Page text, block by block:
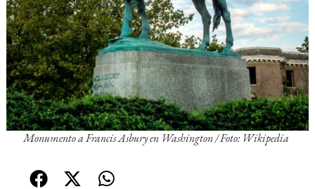
Monumento a Francis Asbury en Washington/ Foto: Wikipedia